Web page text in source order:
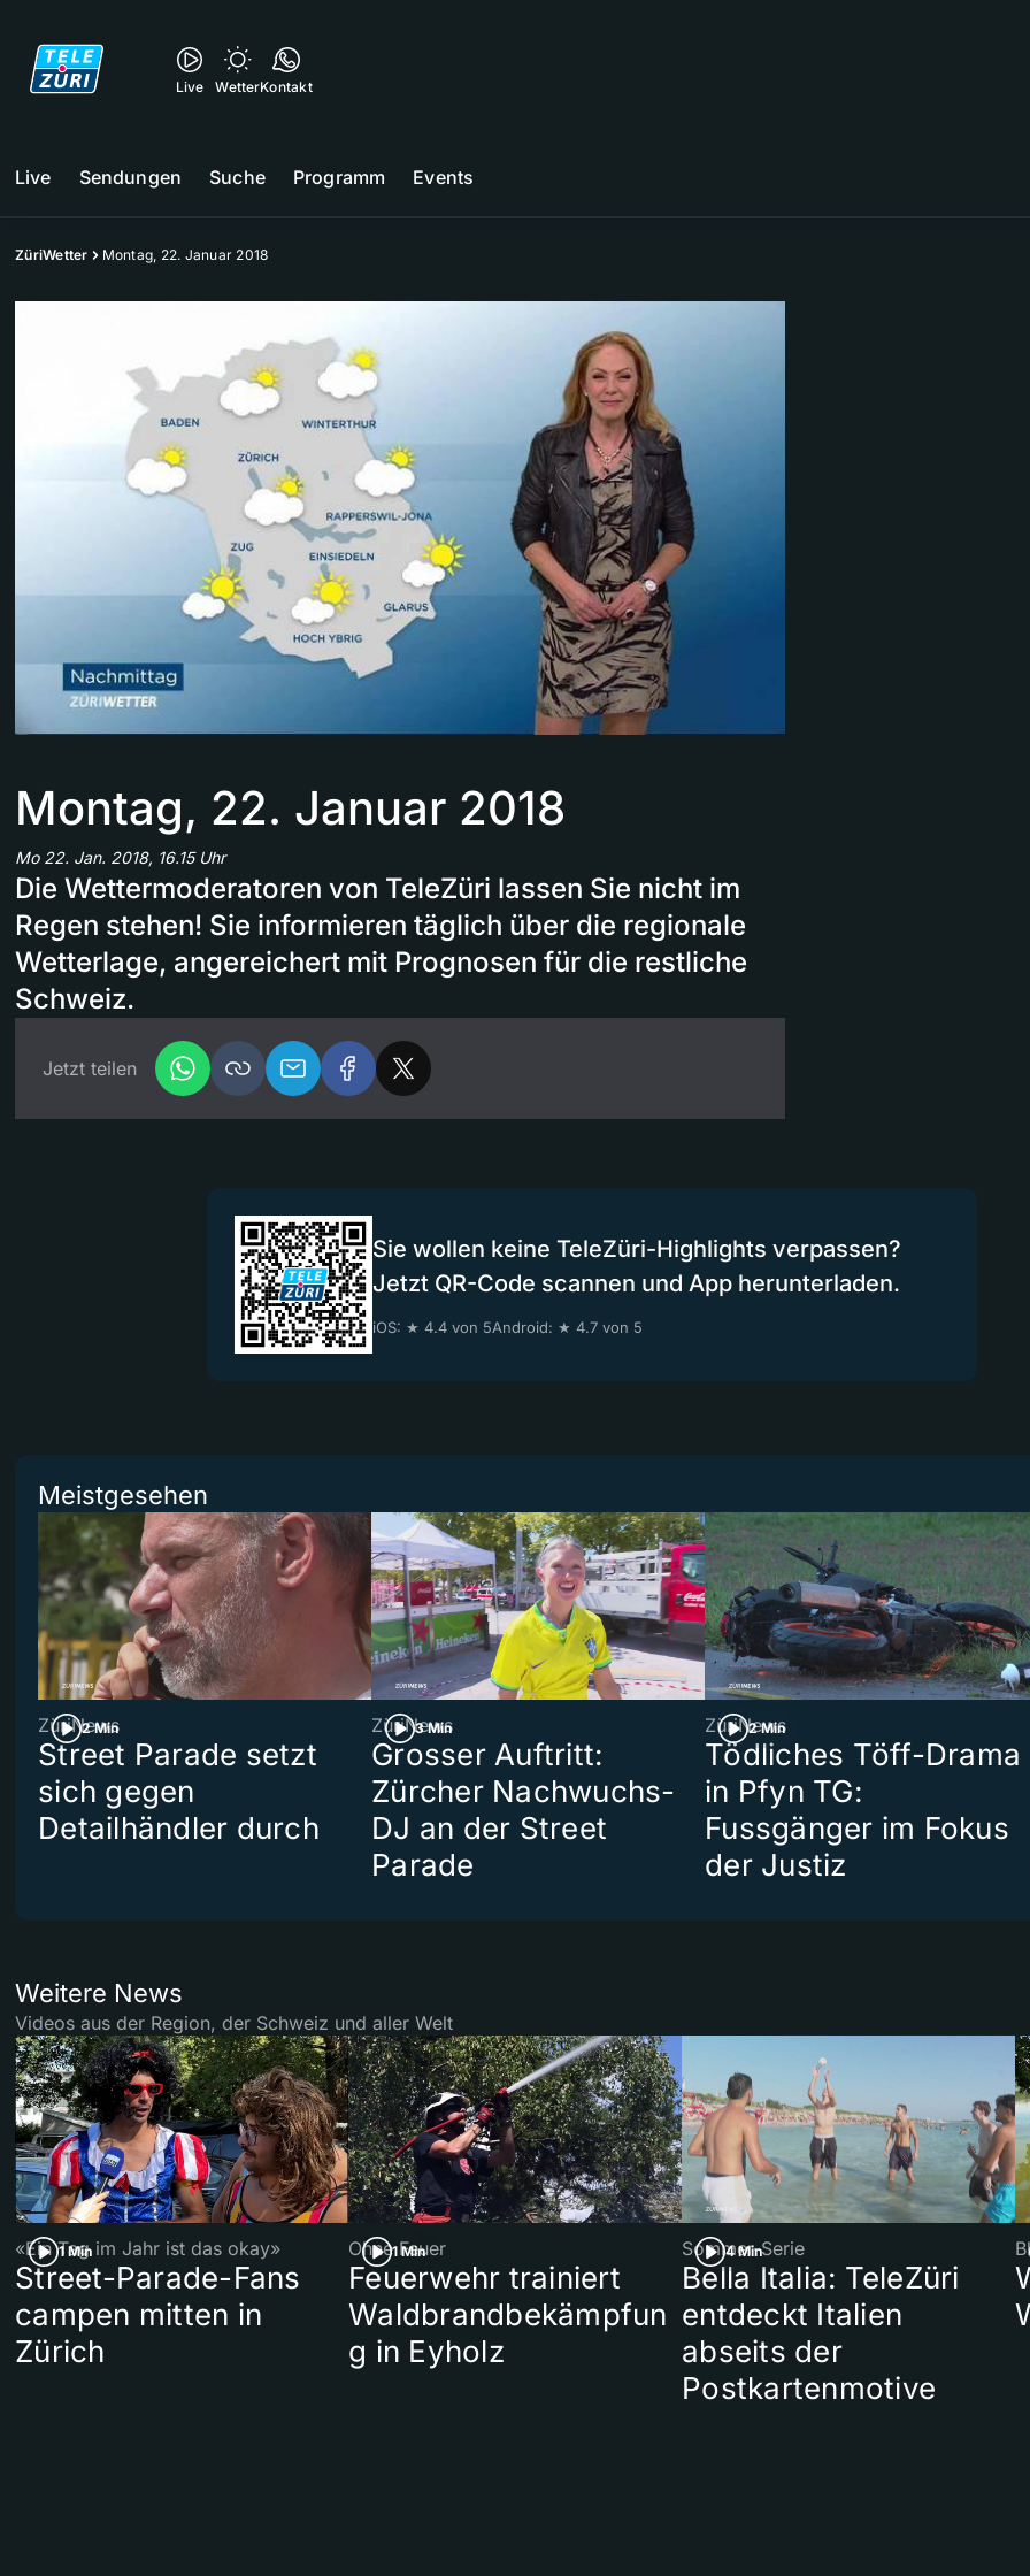
Live WetterKontakt
Live Sendungen Suche Programm Events
ZüriWetter Montag, 22. Januar 2018
Montag, 22. Januar 2018
Mo 22. Jan. 2018, 16.15 Uhr
Die Wettermoderatoren von TeleZüri lassen Sie nicht im
Regen stehen! Sie informieren täglich über die regionale
Wetterlage, angereichert mit Prognosen für die restliche
Schweiz.
Jetzt teilen
Sie wollen keine TeleZüri-Highlights verpassen?
Jetzt QR-Code scannen und App herunterladen.
iOS: ★ 4.4 von 5Android: ★ 4.7 von 5
Meistgesehen
2 Min
ZüriNews
Street Parade setzt
sich gegen
Detailhändler durch
3 Min
ZüriNews
Grosser Auftritt:
Zürcher Nachwuchs-
DJ an der Street
Parade
2 Min
ZüriNews
Tödliches Töff-Drama
in Pfyn TG:
Fussgänger im Fokus
der Justiz
Weitere News
Videos aus der Region, der Schweiz und aller Welt
1 Min
«Ein Tag im Jahr ist das okay»
Street-Parade-Fans
campen mitten in
Zürich
1 Min
Ohne Feuer
Feuerwehr trainiert
Waldbrandbekämpfun
g in Eyholz
4 Min
Sommer-Serie
Bella Italia: TeleZüri
entdeckt Italien
abseits der
Postkartenmotive